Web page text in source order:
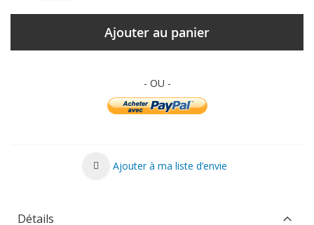
Ajouter au panier
Ajouter à ma liste d’envie
Détails